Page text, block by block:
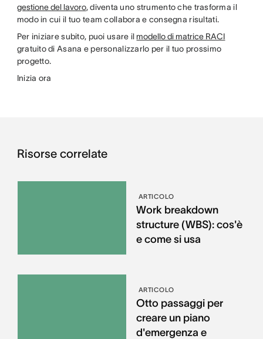
gestione del lavoro, diventa uno strumento che trasforma il
modo in cui il tuo team collabora e consegna risultati.
Per iniziare subito, puoi usare il modello di matrice RACI
gratuito di Asana e personalizzarlo per il tuo prossimo
progetto.
Inizia ora
Risorse correlate
ARTICOLO
Work breakdown
structure (WBS): cos'è
e come si usa
ARTICOLO
Otto passaggi per
creare un piano
d'emergenza e